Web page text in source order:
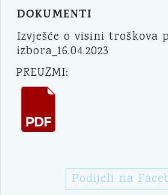
DOKUMENTI
Izvješće o visini troškova
izbora_16.04.2023
PREUZMI:
Podijeli na